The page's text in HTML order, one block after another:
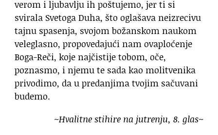
verom i ljubavlju ih poštujemo, jer ti si
svirala Svetoga Duha, što oglašava neizrecivu
tajnu spasenja, svojom božanskom naukom
veleglasno, propovedajući nam ovaploćenje
Boga-Reči, koje najčistije tobom, oče,
poznasmo, i njemu te sada kao molitvenika
privodimo, da u predanjima tvojim sačuvani
budemo.
~Hvalitne stihire na jutrenju, 8. glas~